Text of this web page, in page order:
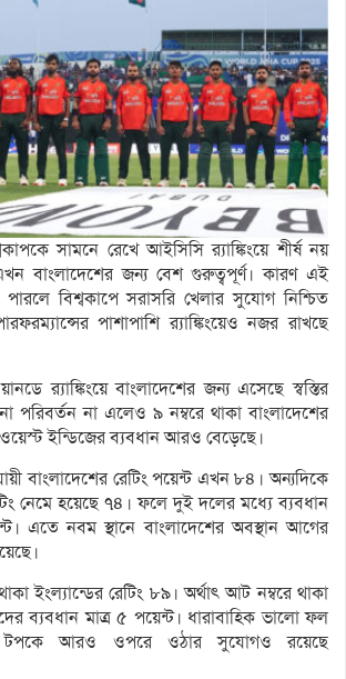
সামনে রেখে আইসিসি র‌্যাঙ্কিংয়ে শীর্ষ নয়
বাংলাদেশের জন্য বেশ গুরুত্বপূর্ণ। কারণ এই
বিশ্বকাপে সরাসরি খেলার সুযোগ নিশ্চিত
পাশাপাশি র‌্যাঙ্কিংয়েও নজর রাখছে
র‌্যাঙ্কিংয়ে বাংলাদেশের জন্য এসেছে স্বস্তির
পরিবর্তন না এলেও ৯ নম্বরে থাকা বাংলাদেশের
ওয়েস্ট ইন্ডিজের ব্যবধান আরও বেড়েছে।
বাংলাদেশের রেটিং পয়েন্ট এখন ৮৪। অন্যদিকে
নেমে হয়েছে ৭৪। ফলে দুই দলের মধ্যে ব্যবধান
এতে নবম স্থানে বাংলাদেশের অবস্থান আগের
ইংল্যান্ডের রেটিং ৮৯। অর্থাৎ আট নম্বরে থাকা
ব্যবধান মাত্র ৫ পয়েন্ট। ধারাবাহিক ভালো ফল
টপকে আরও ওপরে ওঠার সুযোগও রয়েছে